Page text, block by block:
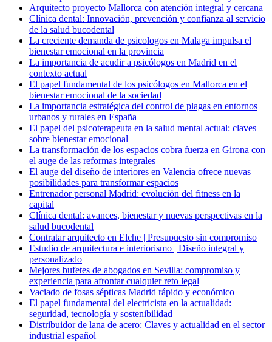
Arquitecto proyecto Mallorca con atención integral y cercana
Clínica dental: Innovación, prevención y confianza al servicio
de la salud bucodental
La creciente demanda de psicologos en Malaga impulsa el
bienestar emocional en la provincia
La importancia de acudir a psicólogos en Madrid en el
contexto actual
El papel fundamental de los psicólogos en Mallorca en el
bienestar emocional de la sociedad
La importancia estratégica del control de plagas en entornos
urbanos y rurales en España
El papel del psicoterapeuta en la salud mental actual: claves
sobre bienestar emocional
La transformación de los espacios cobra fuerza en Girona con
el auge de las reformas integrales
El auge del diseño de interiores en Valencia ofrece nuevas
posibilidades para transformar espacios
Entrenador personal Madrid: evolución del fitness en la
capital
Clínica dental: avances, bienestar y nuevas perspectivas en la
salud bucodental
Contratar arquitecto en Elche | Presupuesto sin compromiso
Estudio de arquitectura e interiorismo | Diseño integral y
personalizado
Mejores bufetes de abogados en Sevilla: compromiso y
experiencia para afrontar cualquier reto legal
Vaciado de fosas sépticas Madrid rápido y económico
El papel fundamental del electricista en la actualidad:
seguridad, tecnología y sostenibilidad
Distribuidor de lana de acero: Claves y actualidad en el sector
industrial español